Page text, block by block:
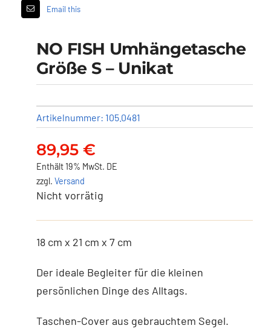
Warenkorb
Email this
NO FISH Umhängetasche
Größe S – Unikat
Artikelnummer: 105.0481
89,95 €
Enthält 19% MwSt. DE
zzgl. Versand
Nicht vorrätig
18 cm x 21 cm x 7 cm
Der ideale Begleiter für die kleinen
persönlichen Dinge des Alltags.
Taschen-Cover aus gebrauchtem Segel.